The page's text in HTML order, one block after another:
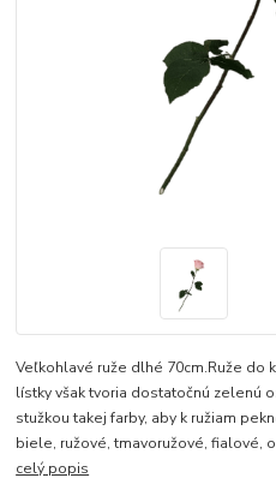
Veľkohlavé ruže dlhé 70cm.Ruže do
lístky však tvoria dostatočnú zelenú
stužkou takej farby, aby k ružiam
biele, ružové, tmavoružové, fialové,
celý popis